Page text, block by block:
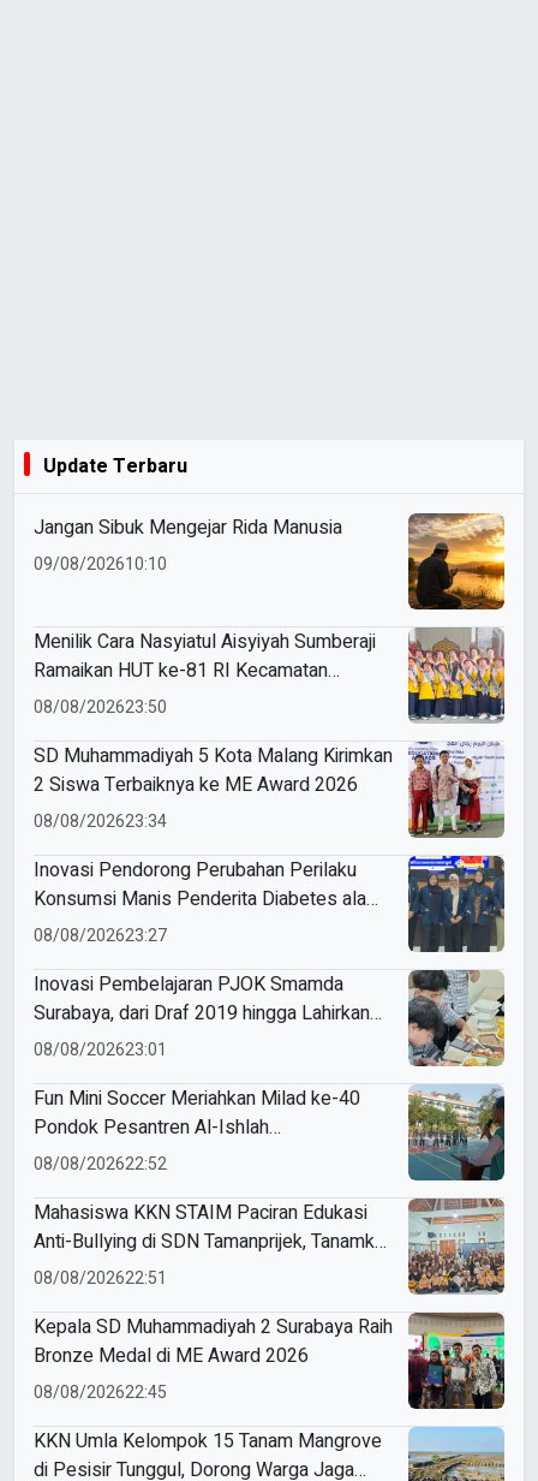
Update Terbaru
Jangan Sibuk Mengejar Rida Manusia
09/08/202610:10
Menilik Cara Nasyiatul Aisyiyah Sumberaji
Ramaikan HUT ke-81 RI Kecamatan
Sukodadi
08/08/202623:50
SD Muhammadiyah 5 Kota Malang Kirimkan
2 Siswa Terbaiknya ke ME Award 2026
08/08/202623:34
Inovasi Pendorong Perubahan Perilaku
Konsumsi Manis Penderita Diabetes ala
Mahasiswa Unesa
08/08/202623:27
Inovasi Pembelajaran PJOK Smamda
Surabaya, dari Draf 2019 hingga Lahirkan
Modul Gizi Digital
08/08/202623:01
Fun Mini Soccer Meriahkan Milad ke-40
Pondok Pesantren Al-Ishlah
Sendangagung
08/08/202622:52
Mahasiswa KKN STAIM Paciran Edukasi
Anti-Bullying di SDN Tamanprijek, Tanamkan
Empati Sejak Dini
08/08/202622:51
Kepala SD Muhammadiyah 2 Surabaya Raih
Bronze Medal di ME Award 2026
08/08/202622:45
KKN Umla Kelompok 15 Tanam Mangrove
di Pesisir Tunggul, Dorong Warga Jaga